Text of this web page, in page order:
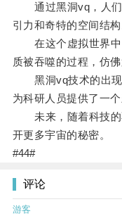
通过黑洞vq，人们
引力和奇特的空间结构
在这个虚拟世界中
质被吞噬的过程，仿
黑洞vq技术的出现
为科研人员提供了一个
未来，随着科技的
开更多宇宙的秘密。
#44#
评论
游客